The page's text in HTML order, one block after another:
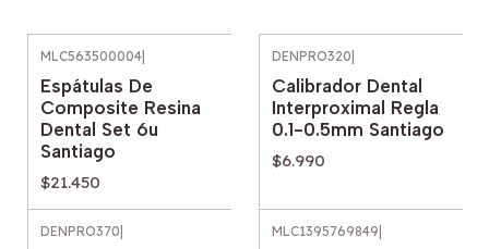
MLC563500004
Espátulas De
Composite Resina
Dental Set 6u
Santiago
$21.450
DENPRO320
Calibrador Dental
Interproximal Regla
0.1-0.5mm Santiago
$6.990
DENPRO370 MLC1395769849